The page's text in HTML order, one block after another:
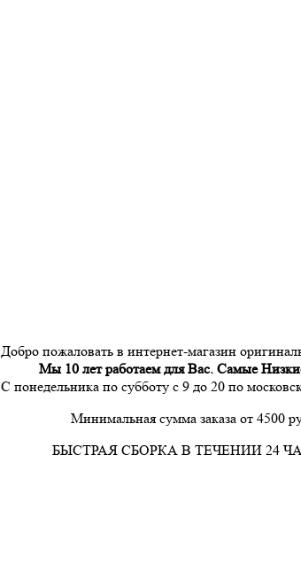
Добро пожаловать в интернет-магазин
Мы 10 лет работаем для Вас. Самые
С понедельника по субботу с 9 до 20 по
Минимальная сумма заказа от 4500
БЫСТРАЯ СБОРКА В ТЕЧЕНИИ 24